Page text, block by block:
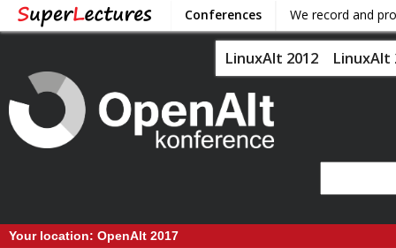
Conferences We record and
LinuxAlt 2012 LinuxAlt
Your location: OpenAlt 2017